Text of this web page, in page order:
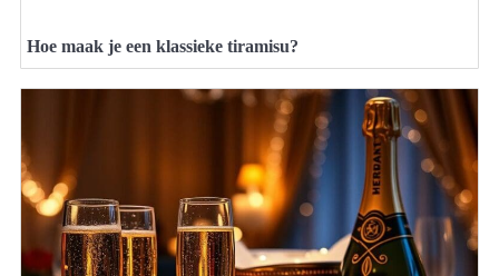
Hoe maak je een klassieke tiramisu?